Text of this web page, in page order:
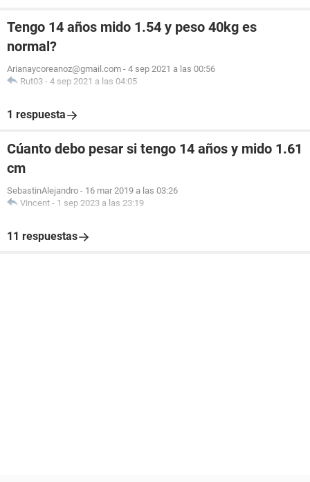
Tengo 14 años mido 1.54 y peso 40kg es
normal?
Arianaycoreanoz@gmail.com - 4 sep 2021 a las 00:56
Rut03 - 4 sep 2021 a las 04:05
1 respuesta
Cúanto debo pesar si tengo 14 años y mido 1.61
cm
SebastinAlejandro - 16 mar 2019 a las 03:26
Vincent - 1 sep 2023 a las 23:19
11 respuestas